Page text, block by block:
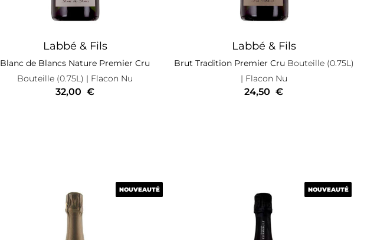
Labbé & Fils
Blanc de Blancs Nature Premier Cru
Bouteille (0.75L) | Flacon Nu
32,00 €
Labbé & Fils
Brut Tradition Premier Cru Bouteille (0.75L)
| Flacon Nu
24,50 €
NOUVEAUTÉ
NOUVEAUTÉ NOUVEAUTÉ
NOUVEAUTÉ